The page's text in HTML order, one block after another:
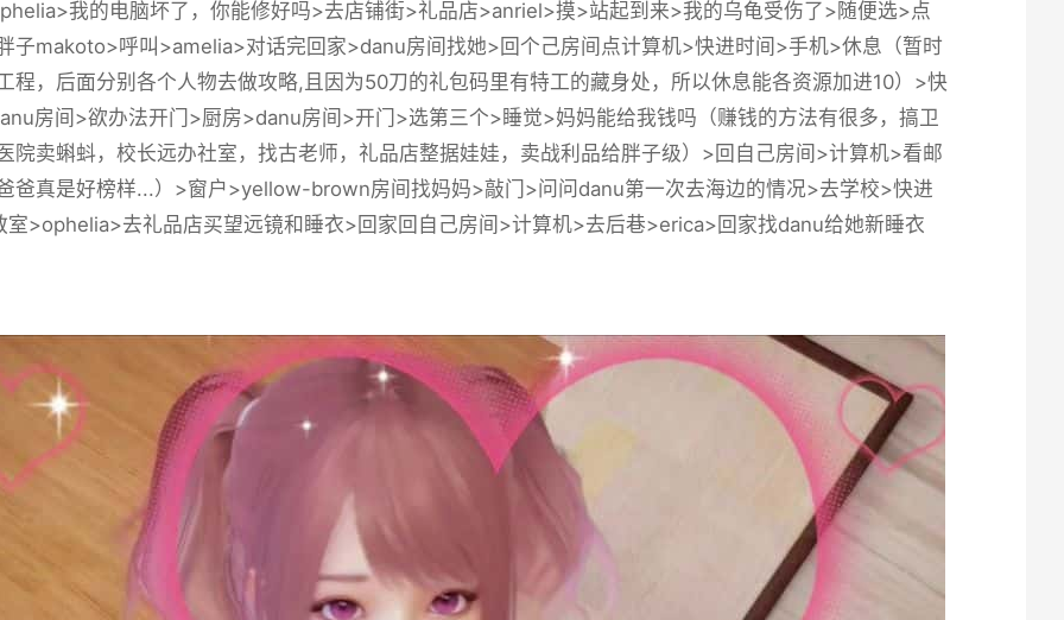
我的电脑坏了，你能修好吗>去店铺街>礼品店>anriel>摸>站起到来>我的乌龟受伤了>随便选>点
子makoto>呼叫>amelia>对话完回家>danu房间找她>回个己房间点计算机>快进时间>手机>休息（暂时
程，后面分别各个人物去做攻略,且因为50刀的礼包码里有特工的藏身处，所以休息能各资源加进10）>快
房间>欲办法开门>厨房>danu房间>开门>选第三个>睡觉>妈妈能给我钱吗（赚钱的方法有很多，搞卫
院卖蝌蚪，校长远办社室，找古老师，礼品店整据娃娃，卖战利品给胖子级）>回自己房间>计算机>看邮
爸真是好榜样...）>窗户>yellow-brown房间找妈妈>敲门>问问danu第一次去海边的情况>去学校>快进
室>ophelia>去礼品店买望远镜和睡衣>回家回自己房间>计算机>去后巷>erica>回家找danu给她新睡衣